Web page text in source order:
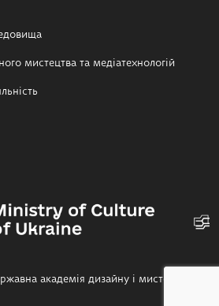
мистецтва та медіатехнологій
академія дизайну і мистецтв